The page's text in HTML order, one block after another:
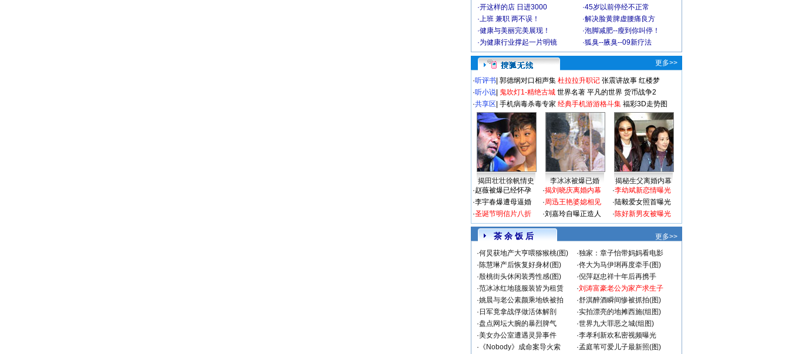
·开这样的店 日进3000 ·45岁以前停经不正常
·上班 兼职 两不误！ ·解决脸黄脾虚腰痛良方
·健康与美丽完美展现！ ·泡脚减肥--瘦到你叫停！
·为健康行业撑起一片明镜 ·狐臭--腋臭--09新疗法
更多>>
·听评书 郭德纲对口相声集 杜拉拉升职记 张震讲故事 红楼梦
·听小说 鬼吹灯1-精绝古城 世界名著 平凡的世界 货币战争2
·共享区 手机病毒杀毒专家 经典手机游游格斗集 福彩3D走势图
揭田壮壮徐帆情史 李冰冰被爆已婚
揭秘生父离婚内幕
·赵薇被爆已经怀孕
·李宇春爆遭母逼婚
·圣诞节明信片八折
·揭刘晓庆离婚内幕
·周迅王艳婆媳相见
·刘嘉玲自曝正造人
·李幼斌新恋情曝光
·陆毅爱女照首曝光
·陈好新男友被曝光
茶 余 饭 后
更多>>
·何炅获地产大亨喂猕猴桃(图) ·独家：章子怡带妈妈看电影
·陈慧琳产后恢复好身材(图) ·佟大为马伊琍再度牵手(图)
·殷桃街头休闲装秀性感(图) ·倪萍赵忠祥十年后再携手
·范冰冰红地毯服装皆为租赁 ·刘涛富豪老公为家产求生子
·姚晨与老公素颜乘地铁被拍 ·舒淇醉酒瞬间惨被抓拍(图)
· 日军竟拿战俘做活体解剖 ·实拍漂亮的地摊西施(组图)
·盘点网坛大腕的暴烈脾气 ·世界九大罪恶之城(组图)
·美女办公室遭遇灵异事件 ·李孝利新欢私密视频曝光
· 《Nobody》成命案导火索 ·孟庭苇可爱儿子最新照(图)